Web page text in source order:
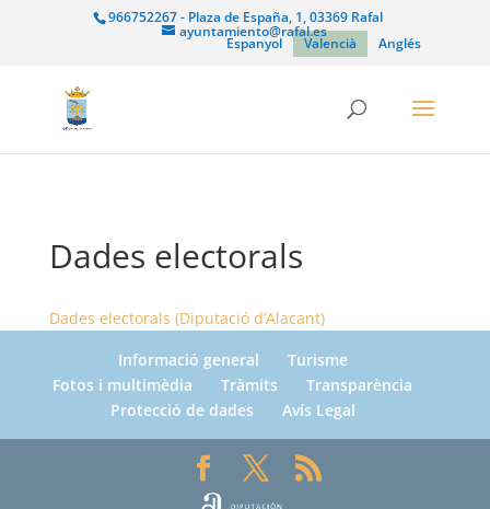
966752267 - Plaza de España, 1, 03369 Rafal
ayuntamiento@rafal.es
Espanyol Valencià Anglés
Dades electorals
Dades electorals (Diputació d’Alacant)
Informació general
Turisme
Fotos i multimèdia
Tràmits
Transparència
Protecció de dades
Avís Legal